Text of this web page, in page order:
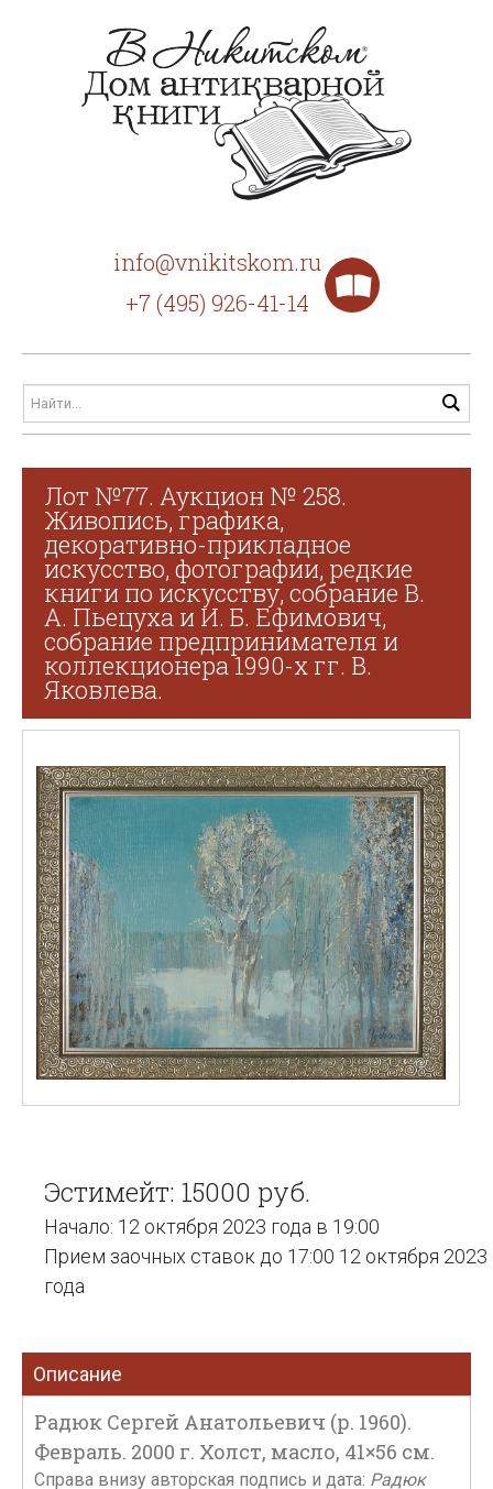
info@vnikitskom.ru
+7 (495) 926-41-14
Лот №77. Аукцион № 258.
Живопись, графика,
декоративно-прикладное
искусство, фотографии, редкие
книги по искусству, собрание В.
А. Пьецуха и И. Б. Ефимович,
собрание предпринимателя и
коллекционера 1990-х гг. В.
Яковлева.
Эстимейт: 15000 руб.
Начало: 12 октября 2023 года в 19:00
Прием заочных ставок до 17:00 12 октября 2023
года
Описание
Радюк Сергей Анатольевич (р. 1960).
Февраль. 2000 г. Холст, масло, 41×56 см.
Справа внизу авторская подпись и дата: Радюк